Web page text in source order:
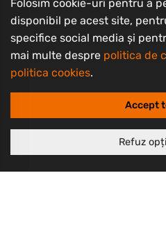
YouTube
Informații clienți
Contact
Folosim cookie-uri pentru a
disponibil pe acest site,
specifice social media și
mai multe despre politica de
politica cookies.
Accept
Refuz